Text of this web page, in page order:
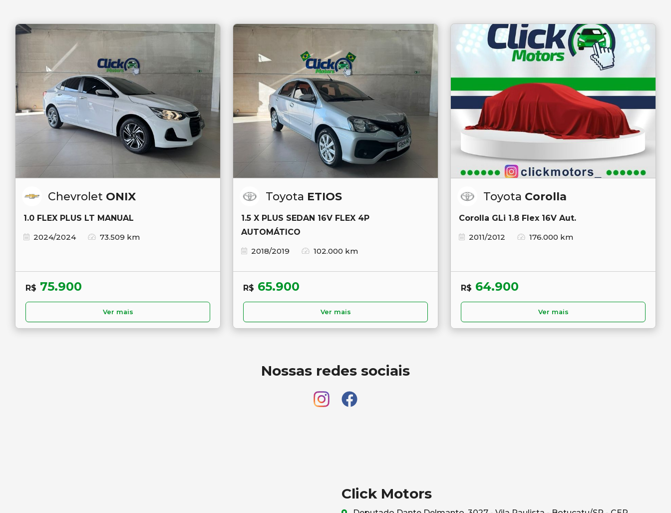
Chevrolet ONIX
1.0 FLEX PLUS LT MANUAL
2024/2024
73.509 km
R$ 75.900
Ver mais
Toyota ETIOS
1.5 X PLUS SEDAN 16V FLEX 4P
AUTOMÁTICO
2018/2019
102.000 km
R$ 65.900
Ver mais
Toyota Corolla
Corolla GLi 1.8 Flex 16V Aut.
2011/2012
176.000 km
R$ 64.900
Ver mais
Nossas redes sociais
Click Motors